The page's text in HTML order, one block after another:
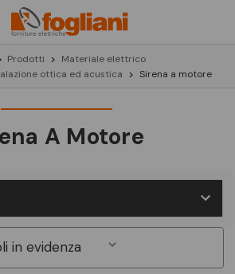
Prodotti
Materiale elettrico
ottica ed acustica
Sirena a motore
A Motore